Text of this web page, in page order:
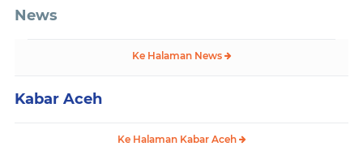
News
Ke Halaman News
Kabar Aceh
Ke Halaman Kabar Aceh